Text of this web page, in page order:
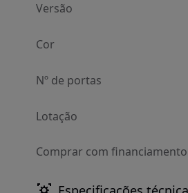
Versão
Cor
Nº de portas
Lotação
Comprar com financiamento